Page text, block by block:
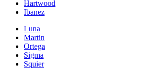
Hartwood
Ibanez
Luna
Martin
Ortega
Sigma
Squier